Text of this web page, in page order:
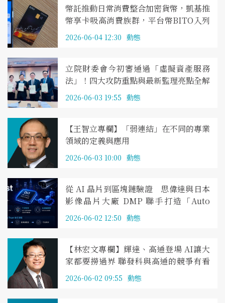
幣託推動日常消費整合加密貨幣，凱基推
幣享卡吸高消費族群，平台幣BITO入列
銀行點數換幣
2026-06-04 12:30 動態
立院財委會今初審通過「虛擬資產服務
法」！四大攻防重點與最新監理亮點全解
析
2026-06-03 19:55 動態
【王智立專欄】「弱連結」在不同的專業
領域的定義與應用
2026-06-03 10:00 動態
從 AI 晶片到區塊鏈驗證 思偉達與日本
影像晶片大廠 DMP 聯手打造「Auto
Trust 影像防偽」
2026-06-02 12:50 動態
【林宏文專欄】輝達、高通登場 AI讓大
家都要撈過界 聯發科與高通的競爭有看
頭
2026-06-02 09:55 動態